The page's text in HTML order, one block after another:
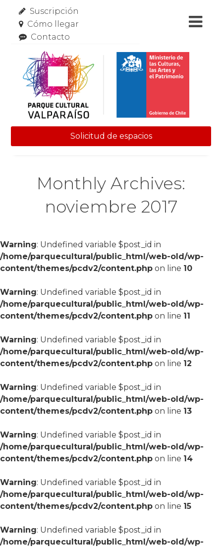
Suscripción
Cómo llegar
Contacto
Solicitud de espacios
Monthly Archives:
noviembre 2017
Warning: Undefined variable $post_id in
/home/parquecultural/public_html/web-old/wp-
content/themes/pcdv2/content.php on line 10
Warning: Undefined variable $post_id in
/home/parquecultural/public_html/web-old/wp-
content/themes/pcdv2/content.php on line 11
Warning: Undefined variable $post_id in
/home/parquecultural/public_html/web-old/wp-
content/themes/pcdv2/content.php on line 12
Warning: Undefined variable $post_id in
/home/parquecultural/public_html/web-old/wp-
content/themes/pcdv2/content.php on line 13
Warning: Undefined variable $post_id in
/home/parquecultural/public_html/web-old/wp-
content/themes/pcdv2/content.php on line 14
Warning: Undefined variable $post_id in
/home/parquecultural/public_html/web-old/wp-
content/themes/pcdv2/content.php on line 15
Warning: Undefined variable $post_id in
/home/parquecultural/public_html/web-old/wp-